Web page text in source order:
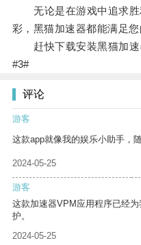
无论是在游戏中追求胜
彩，黑猫加速器都能满足您
赶快下载安装黑猫加速
#3#
评论
游客
这款app就像我的娱乐小助手，
2024-05-25
游客
这款加速器VPM应用程序已经
护。
2024-05-25